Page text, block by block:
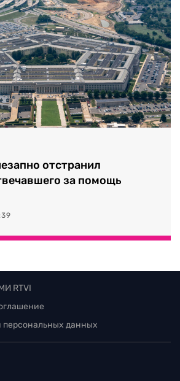
отстранил
за помощь
RTVI
персональных данных